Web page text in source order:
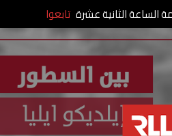
الساعة الثانية عشرة تابعوا